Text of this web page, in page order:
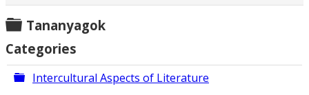
Folder
Tananyagok
Categories
Folder
Intercultural Aspects of Literature